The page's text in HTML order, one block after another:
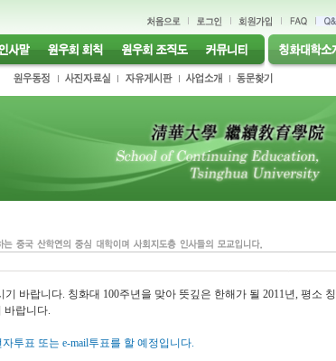
바랍니다. 칭화대 100주년을 맞아 뜻깊은 한해가 될 2011년, 평소 칭
바랍니다.
투표 또는 e-mail투표를 할 예정입니다.